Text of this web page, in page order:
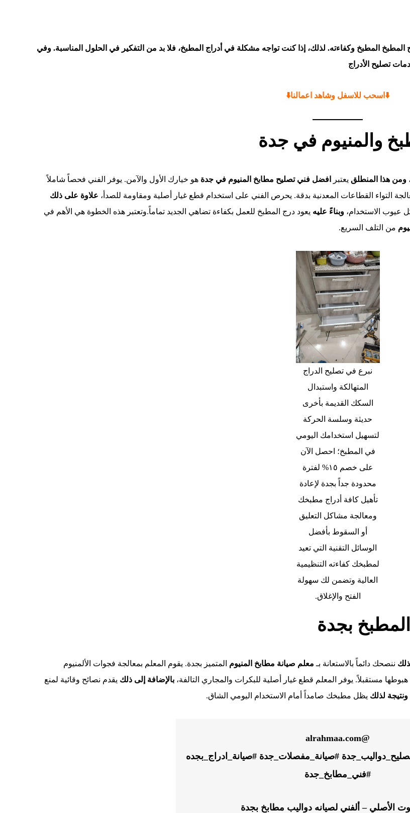
المطبخ وكفاءته. لذلك، إذا كنت تواجه مشكلة في أدراج المطبخ، فلا بد من التفكير في الحلول المناسبة. وفي
تصليح الأدراج
⬇️اسحب للاسفل وشاهد اعمالنا⬇️
والمنيوم في جدة
ومن هذا المنطلق يعتبر افضل فني تصليح مطابخ المنيوم في جدة هو خيارك الأول والآمن. يوفر الفني فحصاً شاملاً
التواء القطاعات المعدنية بدقة. يحرص الفني على استخدام قطع غيار أصلية ومقاومة للصدأ، علاوة على ذلك
عيوب الاستخدام،وبناءً عليه يعود درج المطبخ للعمل بكفاءة تضاهي الجديد تماماً.وتعتبر هذه الخطوة هي الأهم في
من التلف السريع.
نبرع في تصليح الدراج
المتهالكة واستبدال
السكك القديمة بأخرى
حديثة وسلسة الحركة
لتسهيل استخدامك اليومي
في المطبخ؛ احصل الآن
على خصم ١٥% لفترة
محدودة جداً بجدة لإعادة
تأهيل كافة أدراج مطبخك
ومعالجة مشاكل التعليق
أو السقوط بأفضل
الوسائل التقنية التي تعيد
لمطبخك كفاءته التنظيمية
العالية وتضمن لك سهولة
الفتح والإغلاق.
بجدة
ننصحك دائماً بالاستعانة بـ معلم صيانة مطابخ المنيوم المتميز بجدة. يقوم المعلم بمعالجة فجوات الألمنيوم
مستقبلاً. يوفر المعلم قطع غيار أصلية للبكرات والمجاري التالفة،بالإضافة إلى ذلك يقدم نصائح وقائية لمنع
ونتيجة لذلك يظل مطبخك صامداً أمام الاستخدام اليومي الشاق.
@alrahmaa.com
#صيانة_مفصلات_جدة #صيانة_ادراج_بجده
#فني_مطابخ_جدة
الأصلي – ألفني لصيانه دواليب مطابخ بجدة